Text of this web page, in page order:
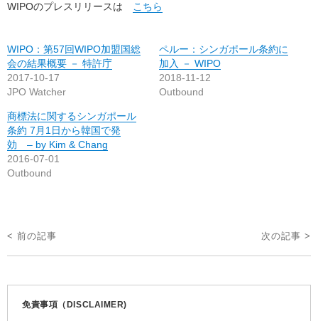
WIPOのプレスリリースは こちら
WIPO：第57回WIPO加盟国総
会の結果概要 － 特許庁
2017-10-17
JPO Watcher
ペルー：シンガポール条約に
加入 － WIPO
2018-11-12
Outbound
商標法に関するシンガポール
条約 7月1日から韓国で発
効 – by Kim & Chang
2016-07-01
Outbound
投
稿
< 前の記事 次の記事 >
免責事項（DISCLAIMER)